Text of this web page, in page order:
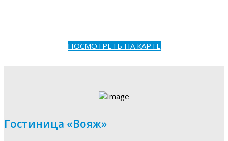
ПОСМОТРЕТЬ НА КАРТЕ
Гостиница «Вояж»